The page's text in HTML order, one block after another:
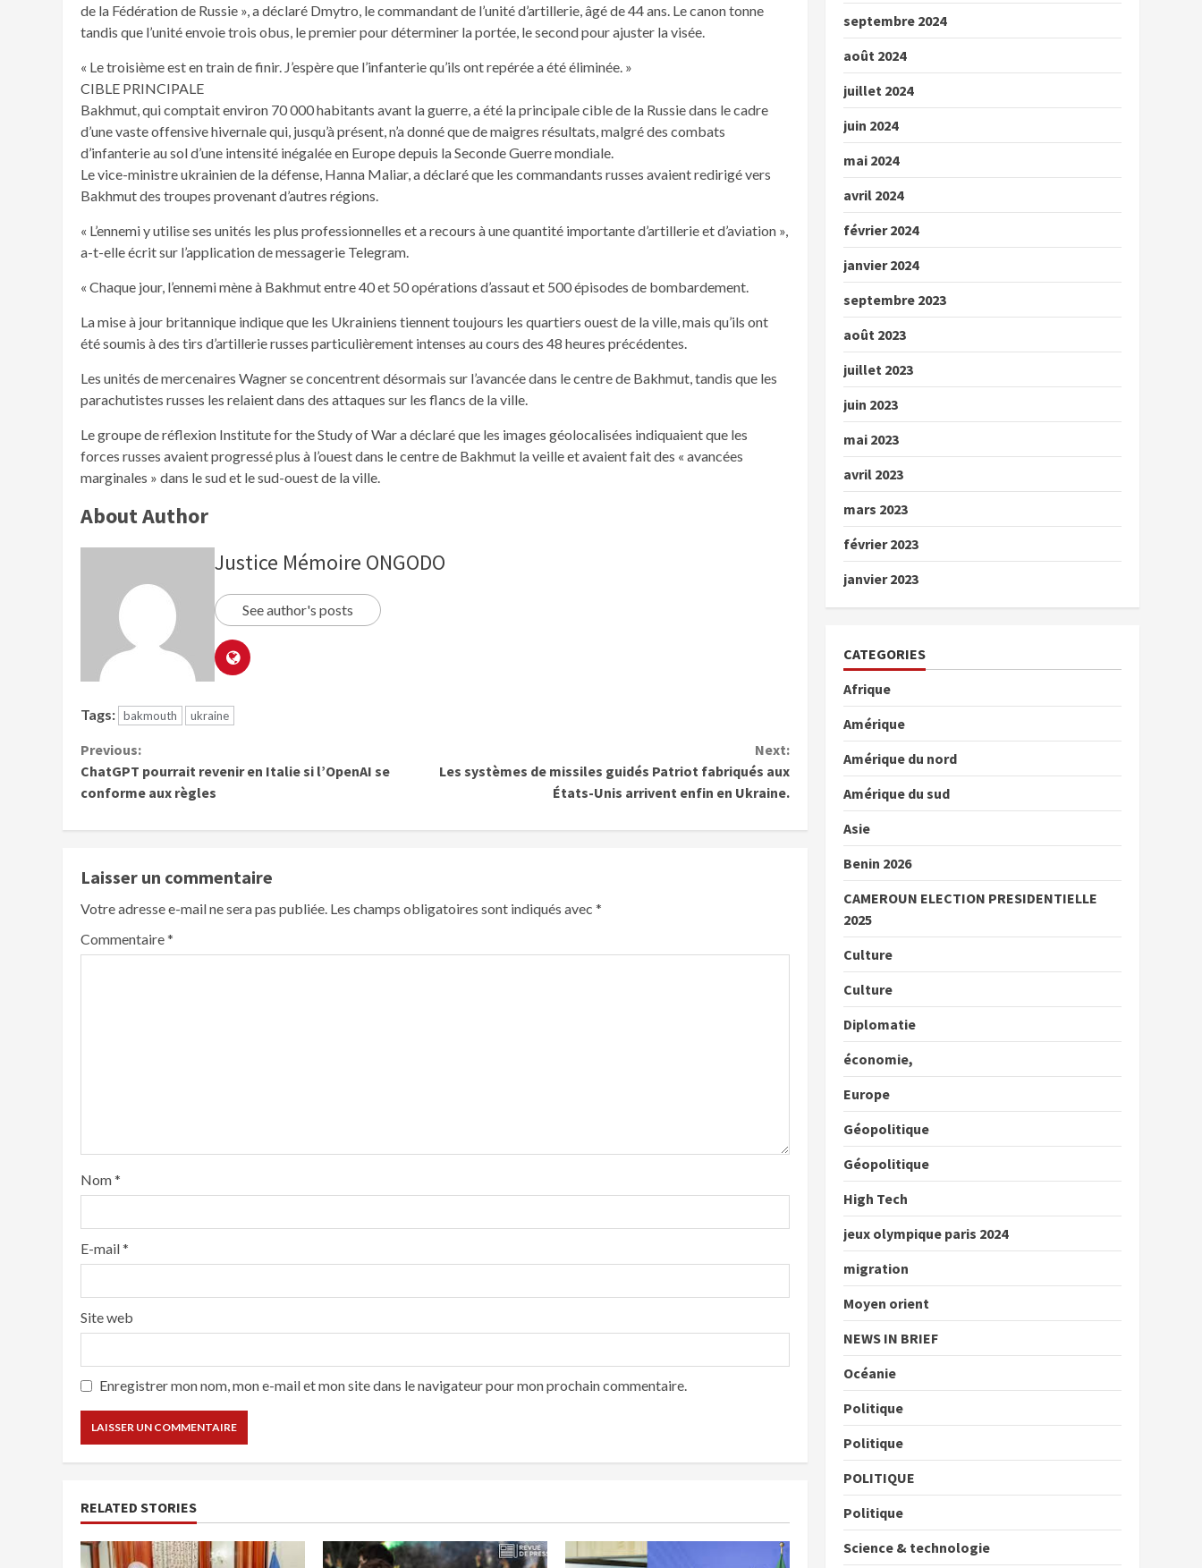
de la Fédération de Russie », a déclaré Dmytro, le commandant de l’unité d’artillerie, âgé de 44 ans. Le canon tonne
tandis que l’unité envoie trois obus, le premier pour déterminer la portée, le second pour ajuster la visée.
« Le troisième est en train de finir. J’espère que l’infanterie qu’ils ont repérée a été éliminée. »
CIBLE PRINCIPALE
Bakhmut, qui comptait environ 70 000 habitants avant la guerre, a été la principale cible de la Russie dans le cadre
d’une vaste offensive hivernale qui, jusqu’à présent, n’a donné que de maigres résultats, malgré des combats
d’infanterie au sol d’une intensité inégalée en Europe depuis la Seconde Guerre mondiale.
Le vice-ministre ukrainien de la défense, Hanna Maliar, a déclaré que les commandants russes avaient redirigé vers
Bakhmut des troupes provenant d’autres régions.
« L’ennemi y utilise ses unités les plus professionnelles et a recours à une quantité importante d’artillerie et d’aviation »,
a-t-elle écrit sur l’application de messagerie Telegram.
« Chaque jour, l’ennemi mène à Bakhmut entre 40 et 50 opérations d’assaut et 500 épisodes de bombardement.
La mise à jour britannique indique que les Ukrainiens tiennent toujours les quartiers ouest de la ville, mais qu’ils ont
été soumis à des tirs d’artillerie russes particulièrement intenses au cours des 48 heures précédentes.
Les unités de mercenaires Wagner se concentrent désormais sur l’avancée dans le centre de Bakhmut, tandis que les
parachutistes russes les relaient dans des attaques sur les flancs de la ville.
Le groupe de réflexion Institute for the Study of War a déclaré que les images géolocalisées indiquaient que les
forces russes avaient progressé plus à l’ouest dans le centre de Bakhmut la veille et avaient fait des « avancées
marginales » dans le sud et le sud-ouest de la ville.
About Author
Justice Mémoire ONGODO
See author's posts
Tags: bakmouth ukraine
Previous:
ChatGPT pourrait revenir en Italie si l’OpenAI se
conforme aux règles
Next:
Les systèmes de missiles guidés Patriot fabriqués aux
États-Unis arrivent enfin en Ukraine.
Laisser un commentaire
Votre adresse e-mail ne sera pas publiée. Les champs obligatoires sont indiqués avec *
Commentaire*
Nom*
E-mail*
Site web
Enregistrer mon nom, mon e-mail et mon site dans le navigateur pour mon prochain commentaire.
RELATED STORIES
septembre 2024
août 2024
juillet 2024
juin 2024
mai 2024
avril 2024
février 2024
janvier 2024
septembre 2023
août 2023
juillet 2023
juin 2023
mai 2023
avril 2023
mars 2023
février 2023
janvier 2023
CATEGORIES
Afrique
Amérique
Amérique du nord
Amérique du sud
Asie
Benin 2026
CAMEROUN ELECTION PRESIDENTIELLE
2025
Culture
Culture
Diplomatie
économie,
Europe
Géopolitique
Géopolitique
High Tech
jeux olympique paris 2024
migration
Moyen orient
NEWS IN BRIEF
Océanie
Politique
Politique
POLITIQUE
Politique
Science & technologie